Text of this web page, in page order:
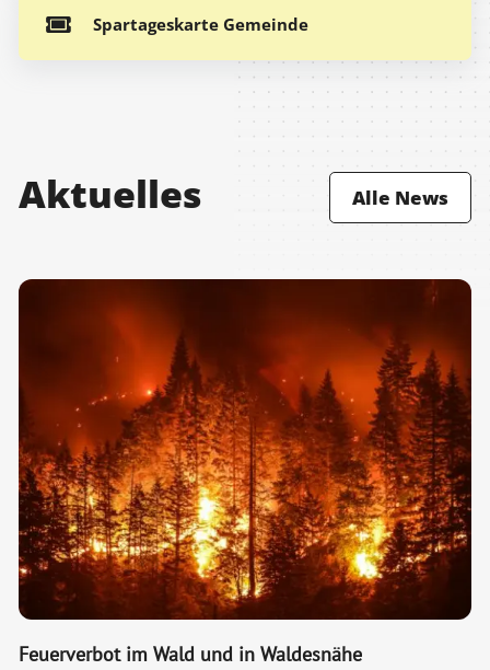
Spartageskarte Gemeinde
Aktuelles Alle News
Feuerverbot im Wald und in Waldesnähe